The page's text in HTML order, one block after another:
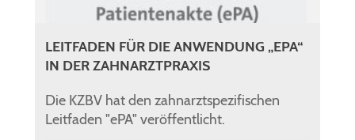
LEITFADEN FÜR DIE ANWENDUNG „EPA“
IN DER ZAHNARZTPRAXIS
Die KZBV hat den zahnarztspezifischen
Leitfaden "ePA" veröffentlicht.